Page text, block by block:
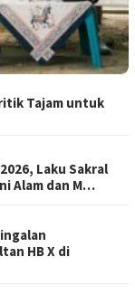
Tajam untuk
Laku Sakral
Alam dan M…
HB X di